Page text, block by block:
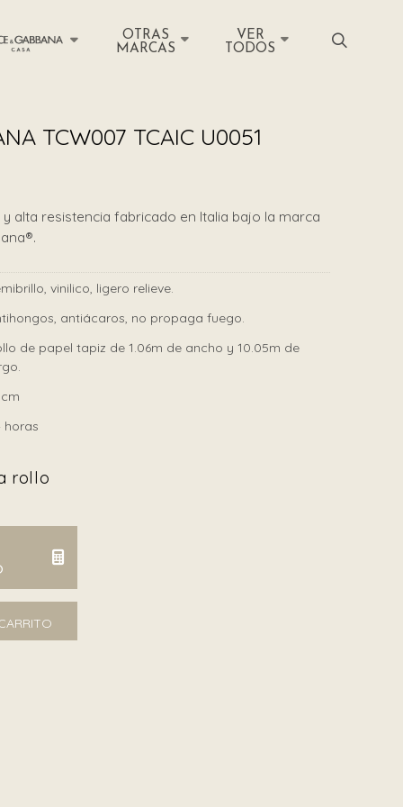
OTRAS
MARCAS
VER
TODOS
TCW007 TCAIC U0051
alta resistencia fabricado en Italia bajo la marca
vinilico, ligero relieve.
antiácaros, no propaga fuego.
de papel tapiz de 1.06m de ancho y 10.05m de
horas
rollo